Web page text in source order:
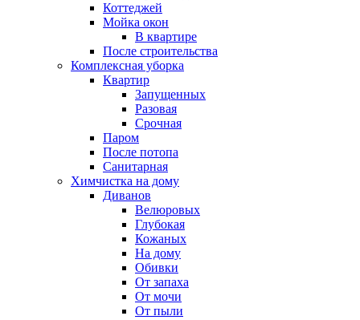
Коттеджей
Мойка окон
В квартире
После строительства
Комплексная уборка
Квартир
Запущенных
Разовая
Срочная
Паром
После потопа
Санитарная
Химчистка на дому
Диванов
Велюровых
Глубокая
Кожаных
На дому
Обивки
От запаха
От мочи
От пыли